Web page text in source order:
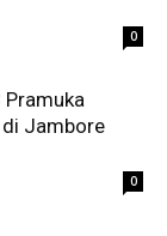
0
Pramuka
di Jambore
0